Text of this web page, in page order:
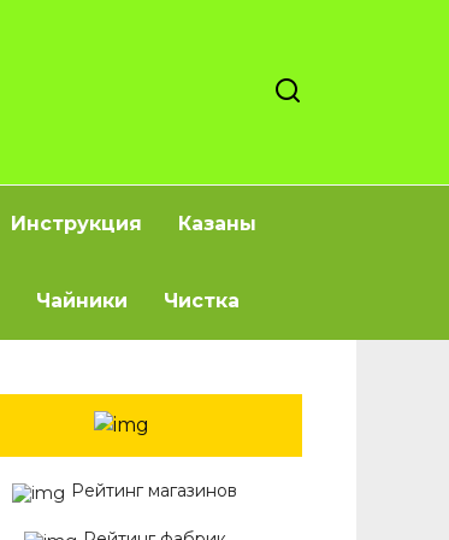
Инструкция Казаны
Чайники Чистка
Рейтинг магазинов